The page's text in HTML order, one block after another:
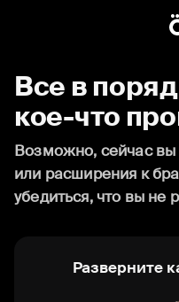
Все в
кое-что
Возможно, сейчас вы
или расширения к
убедиться, что вы не
Разверните